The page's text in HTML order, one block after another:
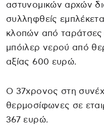
αστυνομικών αρχών
συλληφθείς
κλοπών από ταράτσες
μπόιλερ νερού από
αξίας 600 ευρώ.
Ο 37χρονος στη
θερμοσίφωνες σε
367 ευρώ.